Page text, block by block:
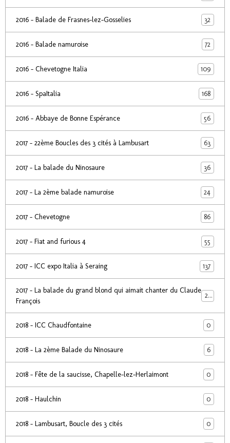
2016 - Balade de Frasnes-lez-Gosselies 32
2016 - Balade namuroise 72
2016 - Chevetogne Italia 109
2016 - SpaItalia 168
2016 - Abbaye de Bonne Espérance 56
2017 - 22ème Boucles des 3 cités à Lambusart 63
2017 - La balade du Ninosaure 36
2017 - La 2ème balade namuroise 24
2017 - Chevetogne 86
2017 - Fiat and furious 4 55
2017 - ICC expo Italia à Seraing 137
2017 - La balade du grand blond qui aimait chanter du Claude
François
24
2018 - ICC Chaudfontaine 0
2018 - La 2ème Balade du Ninosaure 6
2018 - Fête de la saucisse, Chapelle-lez-Herlaimont 0
2018 - Haulchin 0
2018 - Lambusart, Boucle des 3 cités 0